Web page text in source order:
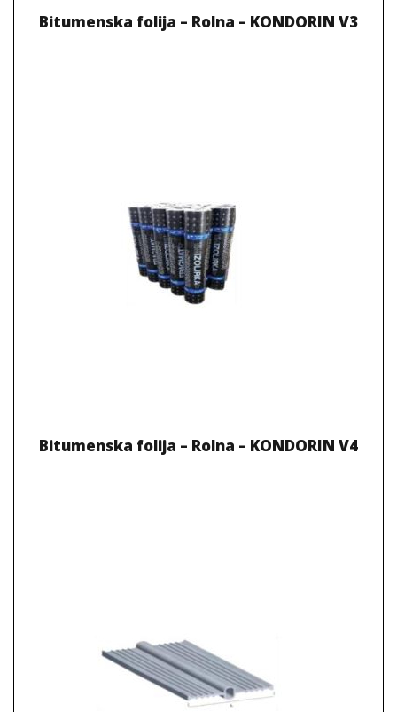
Bitumenska folija – Rolna – KONDORIN V3
Bitumenska folija – Rolna – KONDORIN V4